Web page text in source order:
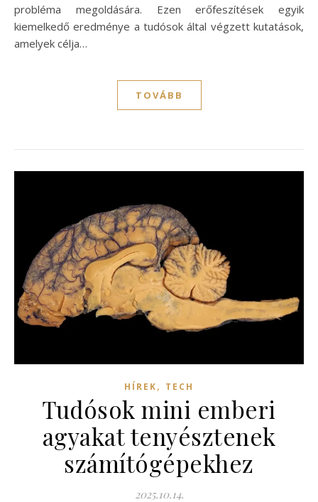
probléma megoldására. Ezen erőfeszítések egyik
kiemelkedő eredménye a tudósok által végzett kutatások,
amelyek célja…
TOVÁBB
HÍREK, TECH
Tudósok mini emberi
agyakat tenyésztenek
számítógépekhez
2025.10.14.